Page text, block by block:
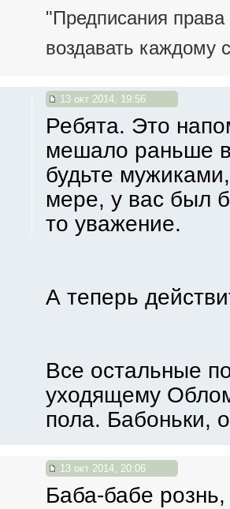
"Предписания
воздавать каждому
13 окт 2014, 19:56
Ребята. Это
мешало раньше
будьте
мере, у вас был
то уважение.
А теперь
Все остальные
уходящему
пола. Бабоньки,
13 окт 2014, 20:06
Баба-бабе